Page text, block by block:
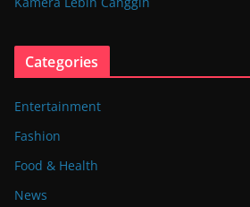
Categories
Entertainment
Fashion
Food & Health
News